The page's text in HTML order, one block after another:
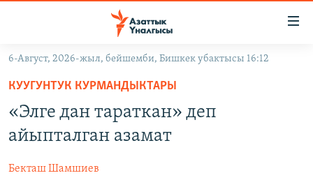
Навигацияга
өтүңүз
Издөөгө
салыңыз
ЭКОНОМИКА
БОРБОР АЗИЯ
АТАЙЫН ИЛИКТӨӨ
6-Август, 2026-жыл, бейшемби, Бишкек убактысы 16:12
КУУГУНТУК КУРМАНДЫКТАРЫ
«Элге дан тараткан» деп
айыпталган азамат
Бекташ Шамшиев